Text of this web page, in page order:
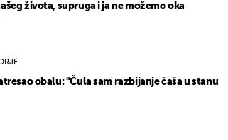
života, supruga i ja ne možemo oka
obalu: "Čula sam razbijanje čaša u stanu